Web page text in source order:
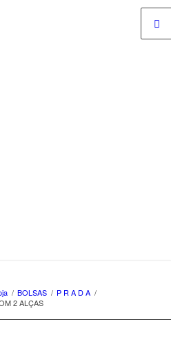
/ BOLSAS / P R A D A /
2 ALÇAS